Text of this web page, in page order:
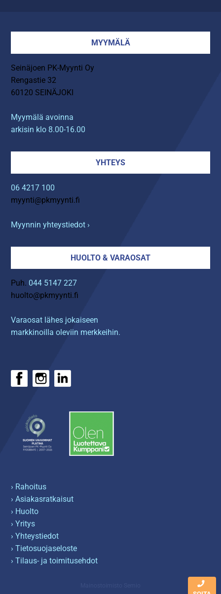
MYYMÄLÄ
Seinäjoen PK-Myynti Oy
Rengastie 32
60120 SEINÄJOKI
Myymälä avoinna
arkisin klo 8.00-16.00
YHTEYS
06 4217 100
myynti@pkmyynti.fi
Myynnin yhteystiedot ›
HUOLTO & VARAOSAT
Puh. 044 5147 227
huolto@pkmyynti.fi
Varaosat lähes jokaiseen
markkinoilla oleviin merkkeihin.
› Rahoitus
› Asiakasratkaisut
› Huolto
› Yritys
› Yhteystiedot
› Tietosuojaseloste
› Tilaus- ja toimitusehdot